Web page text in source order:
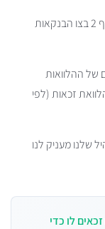
אין עמלות פירעון מוקדם על הלוואה זו לפי סעיף 2 בצו הבנקאות
של ההלוואות
זכאות (לפי
שלנו מעניק לנו
לו כדי